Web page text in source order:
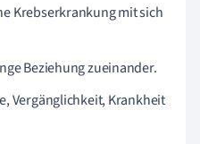
Krebserkrankung mit sich
Beziehung zueinander.
Vergänglichkeit, Krankheit